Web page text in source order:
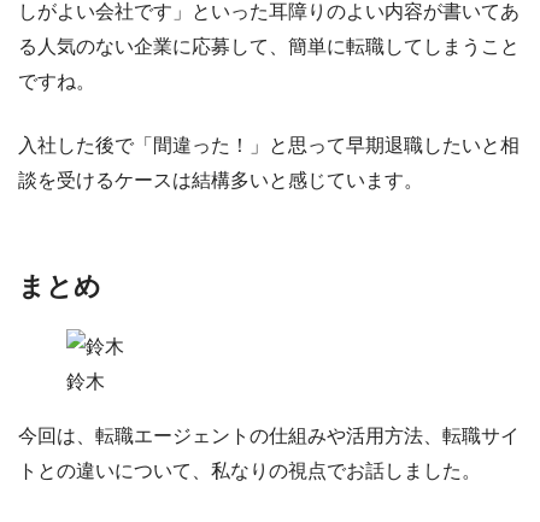
しがよい会社です」
といった耳障りのよい内容が書いてあ
る人気のない企業に応募して、簡単に転職してしまうこと
ですね。
入社した後で「間違った！」と思って早期退職したいと相
談を受けるケースは結構多いと感じています。
まとめ
鈴木
今回は、 転職エージェントの仕組みや活用方法、転職サイ
トとの違いについて、私なりの視点でお話しました。